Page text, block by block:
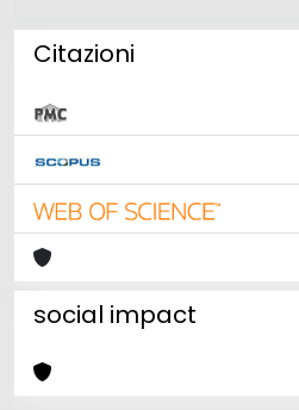
Citazioni
social impact